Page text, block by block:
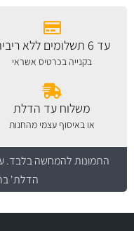
עד 6 תשלומים ללא ריבית
בקנייה בכרטיס אשראי
משלוח עד הדלת
או באיסוף עצמי מהחנות
התמונות להמחשה בלבד.
הדלת'